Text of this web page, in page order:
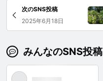
次のSNS投稿
2025年6月18日
みんなのSNS投稿